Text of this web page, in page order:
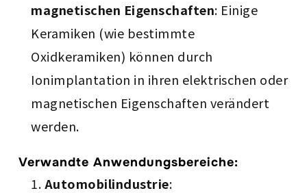
magnetischen Eigenschaften: Einige
Keramiken (wie bestimmte
Oxidkeramiken) können durch
Ionimplantation in ihren elektrischen oder
magnetischen Eigenschaften verändert
werden.
Verwandte Anwendungsbereiche:
Automobilindustrie: